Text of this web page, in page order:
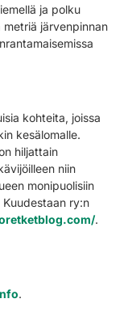
ja polku
järvenpinnan
kohteita, joissa
kesälomalle.
hiljattain
niin
monipuolisiin
ry:n
.
.